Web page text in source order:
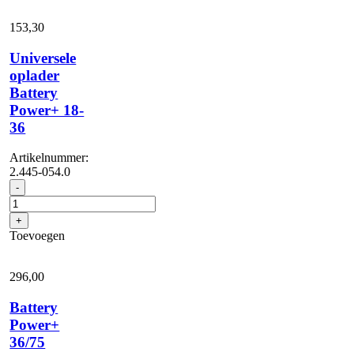
153,30
Universele
oplader
Battery
Power+ 18-
36
Artikelnummer:
2.445-054.0
- Universele
oplader
Battery
Power+
18-
aantal
+
Toevoegen
296,00
Battery
Power+
36/75